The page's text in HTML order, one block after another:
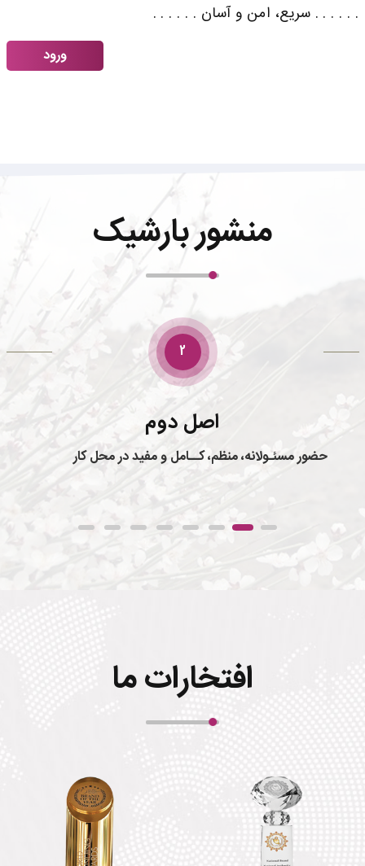
. . . . . . سریع، امن و آسان . . . . . .
ورود
منشور بارشیک
3
اصل سوم
ارتباط مناسب با همکاران، مشتریان و عموم مردم
افتخارات ما